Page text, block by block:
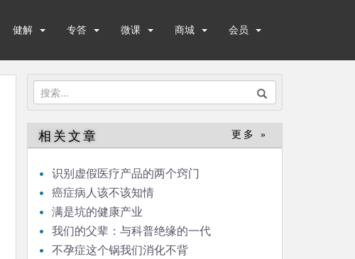
健解 专答 微课 商城 会员
搜
索：
相关文章 更多 »
识别虚假医疗产品的两个窍门
癌症病人该不该知情
满是坑的健康产业
我们的父辈：与科普绝缘的一代
不孕症这个锅我们消化不背